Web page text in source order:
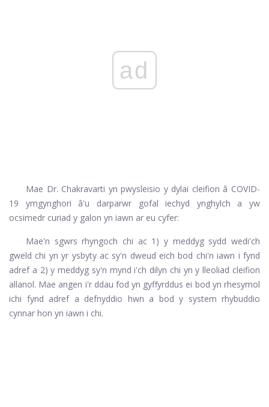
ad
Mae Dr. Chakravarti yn pwysleisio y dylai cleifion â COVID-
19 ymgynghori â'u darparwr gofal iechyd ynghylch a yw
ocsimedr curiad y galon yn iawn ar eu cyfer:
Mae'n sgwrs rhyngoch chi ac 1) y meddyg sydd wedi'ch
gweld chi yn yr ysbyty ac sy'n dweud eich bod chi'n iawn i fynd
adref a 2) y meddyg sy'n mynd i'ch dilyn chi yn y lleoliad cleifion
allanol. Mae angen i'r ddau fod yn gyffyrddus ei bod yn rhesymol
ichi fynd adref a defnyddio hwn a bod y system rhybuddio
cynnar hon yn iawn i chi.